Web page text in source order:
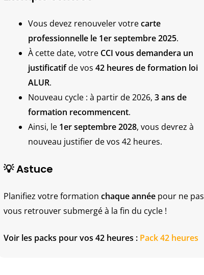
Vous devez renouveler votrecarte
professionnelle le 1er septembre 2025.
À cette date, votre CCI vous demandera un
justificatifde vos42 heures de formation loi
ALUR.
Nouveau cycle : à partir de 2026,3 ans de
formation recommencent.
Ainsi, le 1er septembre 2028, vous devrez à
nouveau justifier de vos 42 heures.
💡 Astuce
Planifiez votre formationchaque année pour ne pas
vous retrouver submergé à la fin du cycle !
Voir les packs pour vos 42 heures : Pack 42 heures